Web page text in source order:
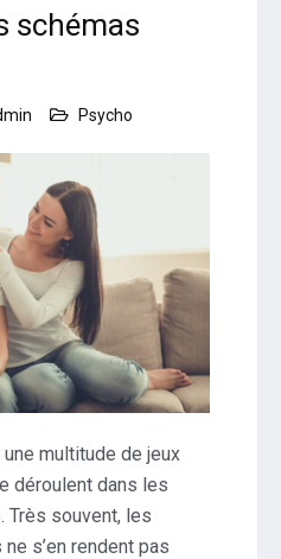
schémas
Psycho
multitude de jeux
déroulent dans les
Très souvent, les
s’en rendent pas